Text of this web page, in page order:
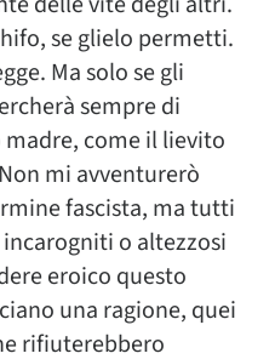
se glielo permetti.
Ma solo se gli
sempre di
come il lievito
mi avventurerò
fascista, ma tutti
o altezzosi
eroico questo
una ragione, quei
rifiuterebbero